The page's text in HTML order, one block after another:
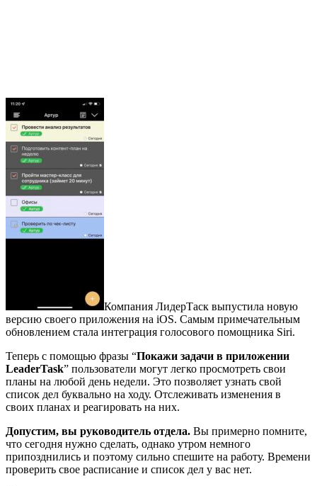
Компания ЛидерТаск выпустила новую
версию своего приложения на iOS. Самым примечательным
обновлением стала интеграция голосового помощника Siri.
Теперь с помощью фразы “Покажи задачи в приложении
LeaderTask” пользователи могут легко просмотреть свои
планы на любой день недели. Это позволяет узнать свой
список дел буквально на ходу. Отслеживать изменения в
своих планах и реагировать на них.
Допустим, вы руководитель отдела. Вы примерно помните,
что сегодня нужно сделать, однако утром немного
припозднились и поэтому сильно спешите на работу. Времени
проверить свое расписание и список дел у вас нет.